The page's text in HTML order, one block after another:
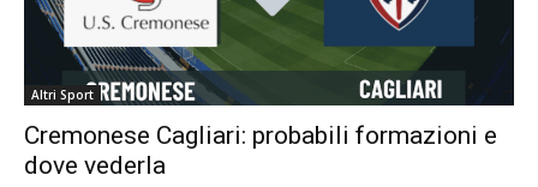
Altri Sport
Cremonese Cagliari: probabili formazioni e
dove vederla